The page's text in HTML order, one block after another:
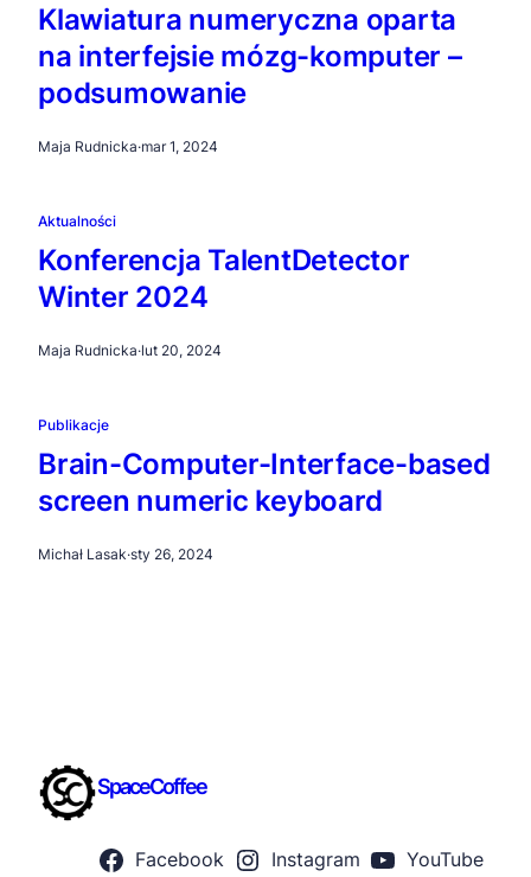
Klawiatura numeryczna oparta
na interfejsie mózg-komputer –
podsumowanie
Maja Rudnicka·mar 1, 2024
Aktualności
Konferencja TalentDetector
Winter 2024
Maja Rudnicka·lut 20, 2024
Publikacje
Brain-Computer-Interface-based
screen numeric keyboard
Michał Lasak·sty 26, 2024
SpaceCoffee
Facebook Instagram
YouTube